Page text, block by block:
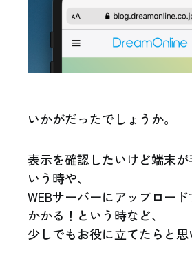
いかがだったでしょうか。
表示を確認したいけど端末が
いう時や、
WEBサーバーにアップロー
かかる！という時など、
少しでもお役に立てたらと思